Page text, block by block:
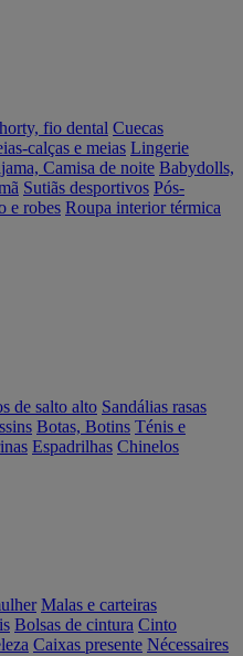
fio dental Cuecas
calças e meias Lingerie
Camisa de noite Babydolls,
Sutiãs desportivos Pós-
e robes Roupa interior térmica
de salto alto Sandálias rasas
Botas, Botins Ténis e
Espadrilhas Chinelos
Malas e carteiras
Bolsas de cintura Cinto
Caixas presente Nécessaires